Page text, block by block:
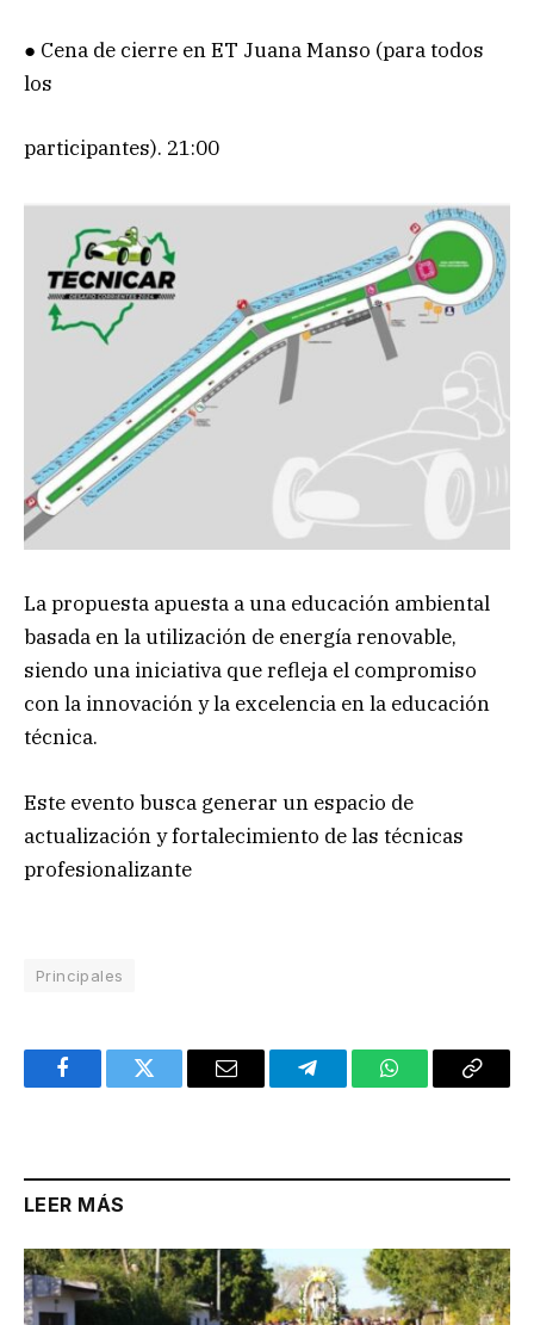
● Cena de cierre en ET Juana Manso (para todos
los
participantes). 21:00
La propuesta apuesta a una educación ambiental
basada en la utilización de energía renovable,
siendo una iniciativa que refleja el compromiso
con la innovación y la excelencia en la educación
técnica.
Este evento busca generar un espacio de
actualización y fortalecimiento de las técnicas
profesionalizante
Principales
FacebookTwitter Email TelegramWhatsAppCopy
LEER MÁS